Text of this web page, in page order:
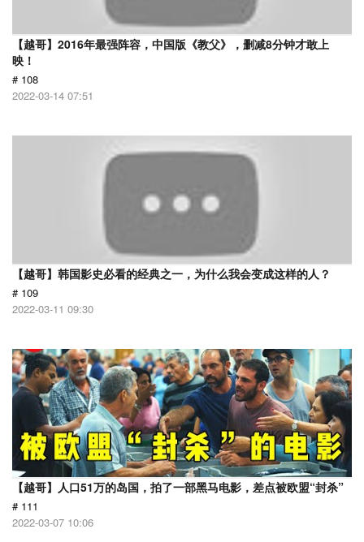
【越哥】2016年最强阵容，中国版《教父》，删减8分钟才敢上
映！
# 108
2022-03-14 07:51
【越哥】韩国影史必看的经典之一，为什么我会变成这样的人？
# 109
2022-03-11 09:30
【越哥】人口51万的岛国，拍了一部黑马电影，差点被欧盟“封杀”
# 111
2022-03-07 10:06